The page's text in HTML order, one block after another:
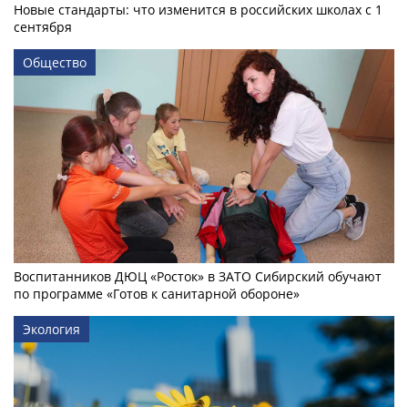
Новые стандарты: что изменится в российских школах с 1
сентября
Общество
Воспитанников ДЮЦ «Росток» в ЗАТО Сибирский обучают
по программе «Готов к санитарной обороне»
Экология